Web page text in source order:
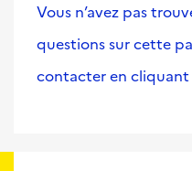
Vous n’avez pas
questions sur cette
contacter en cliquant